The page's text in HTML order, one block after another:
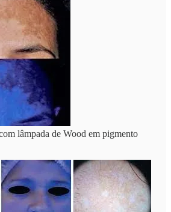
lâmpada de Wood em pigmento